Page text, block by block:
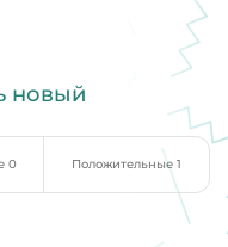
новый
0 Положительные 1